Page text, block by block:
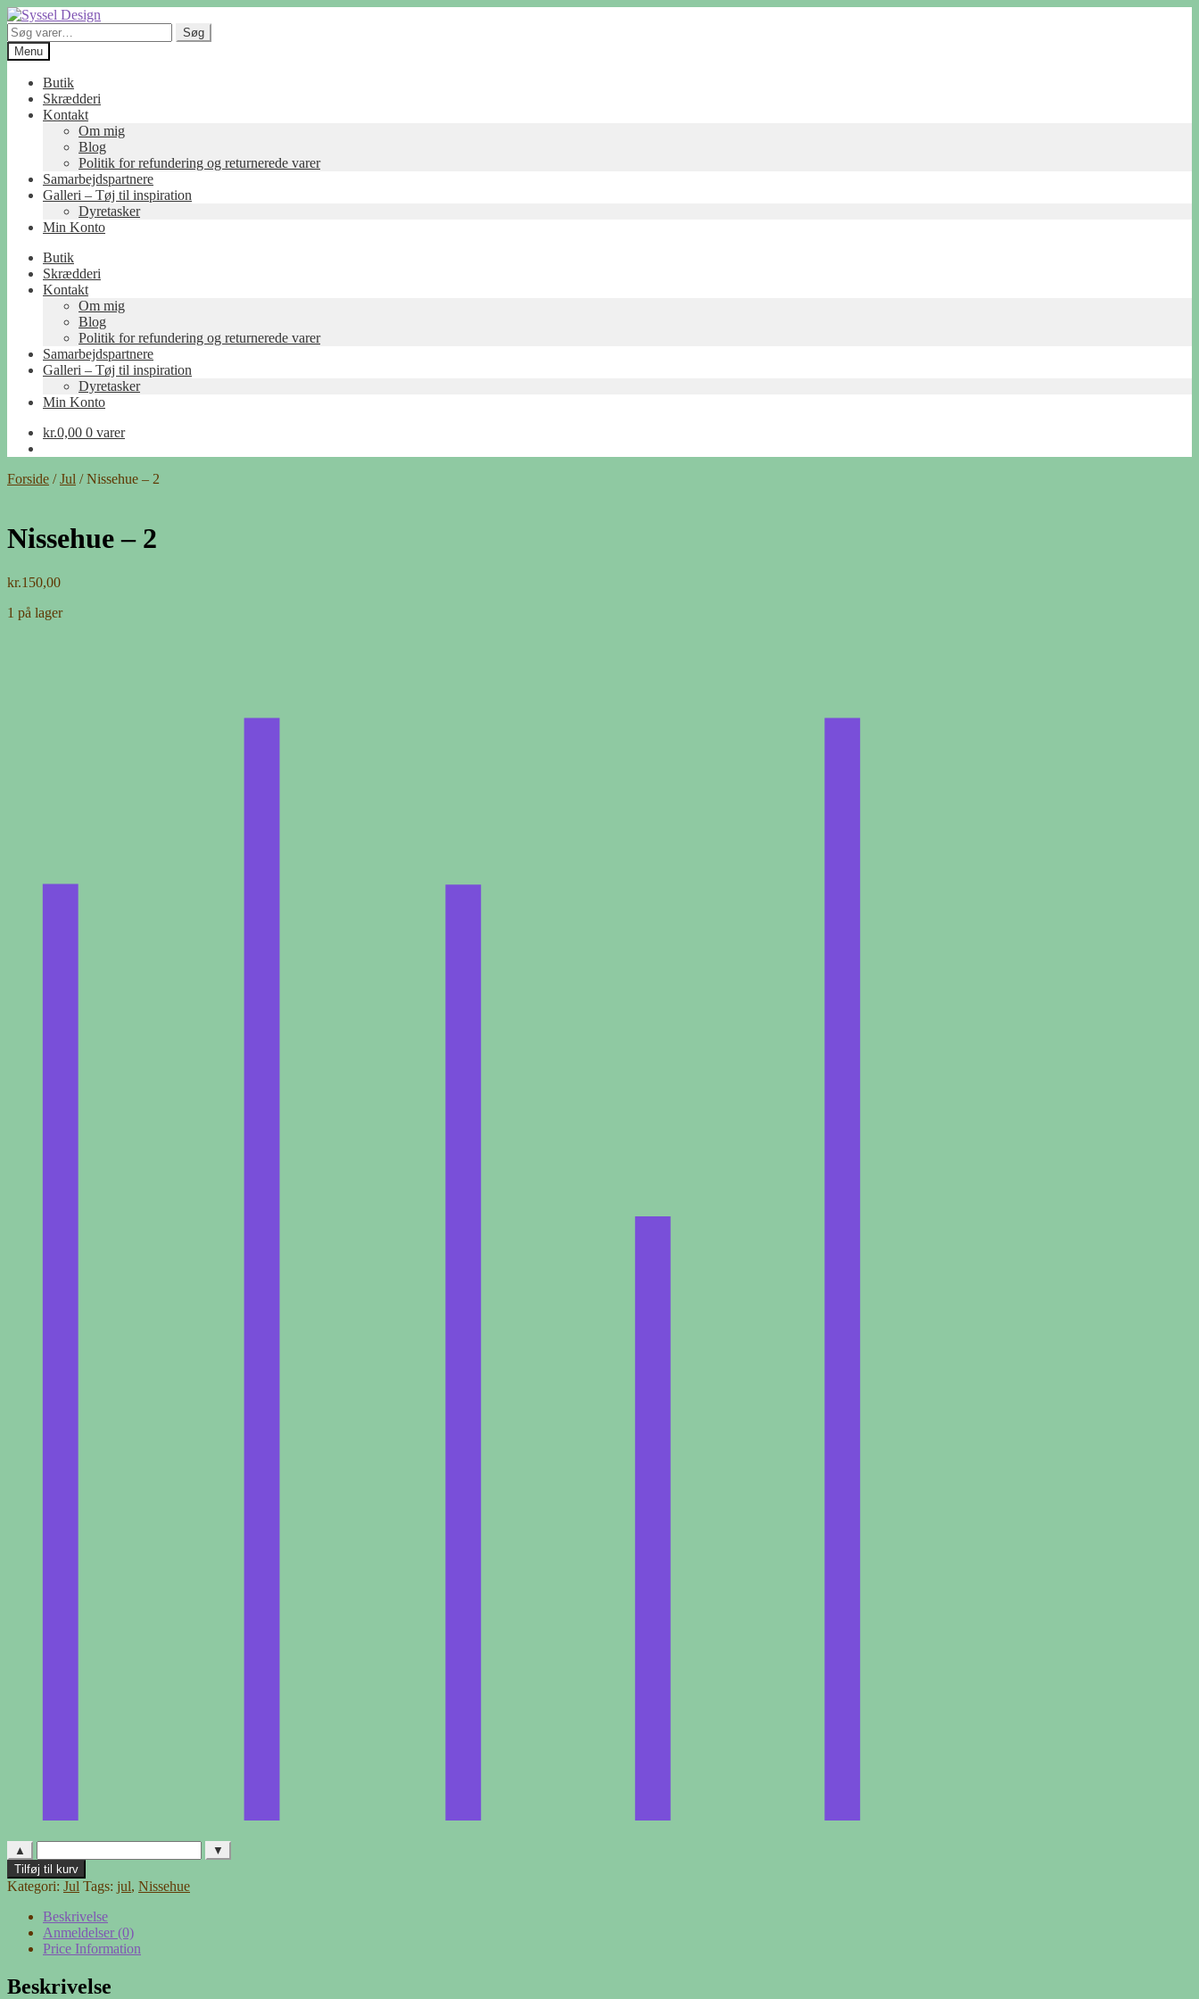
Spring
til
navigation
Spring
til
indhold
Søg
efter:
Søg
Menu
Butik
Skrædderi
Kontakt
Om mig
Blog
Politik for refundering og returnerede varer
Samarbejdspartnere
Galleri – Tøj til inspiration
Dyretasker
Min Konto
Butik
Skrædderi
Kontakt
Om mig
Blog
Politik for refundering og returnerede varer
Samarbejdspartnere
Galleri – Tøj til inspiration
Dyretasker
Min Konto
kr.0,00 0 varer
Forside /Jul /Nissehue – 2
Nissehue – 2
kr.150,00
1 på lager
▲ ▼
Nissehue
-
antal
Tilføj til kurv
Kategori: Jul Tags: jul, Nissehue
Beskrivelse
Anmeldelser (0)
Price Information
Beskrivelse